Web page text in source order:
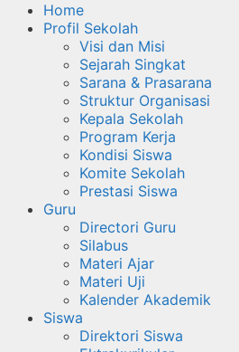
Home
Profil Sekolah
Visi dan Misi
Sejarah Singkat
Sarana & Prasarana
Struktur Organisasi
Kepala Sekolah
Program Kerja
Kondisi Siswa
Komite Sekolah
Prestasi Siswa
Guru
Directori Guru
Silabus
Materi Ajar
Materi Uji
Kalender Akademik
Siswa
Direktori Siswa